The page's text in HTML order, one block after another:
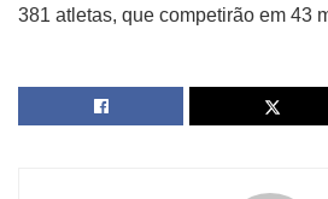
381 atletas, que competirão em 43